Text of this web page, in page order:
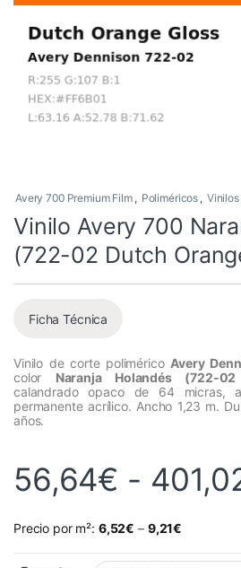
Avery 700 Premium Film , Poliméricos ,
Vinilo Avery 700
(722-02 Dutch
Ficha Técnica
Vinilo de corte polimérico Avery
color Naranja Holandés (722-
calandrado opaco de 64 micras,
permanente acrílico. Ancho 1,23 m.
años.
56,64€ -
Precio por m²: 6,52€ – 9,21€